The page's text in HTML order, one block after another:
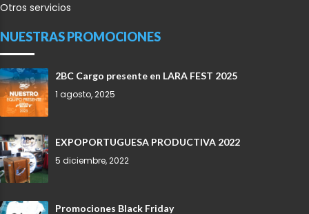
Otros servicios
NUESTRAS PROMOCIONES
2BC Cargo presente en LARA FEST 2025
1 agosto, 2025
EXPOPORTUGUESA PRODUCTIVA 2022
5 diciembre, 2022
Promociones Black Friday